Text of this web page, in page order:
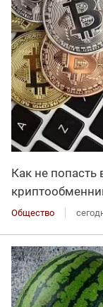
Как не попасть
Общество